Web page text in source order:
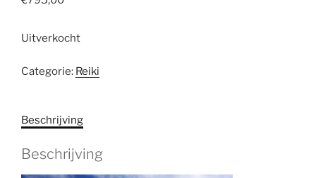
Uitverkocht
Categorie: Reiki
Beschrijving
Beschrijving